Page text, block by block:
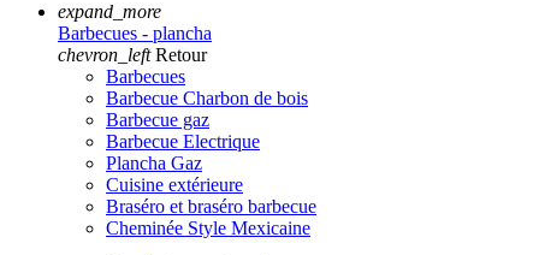
expand_more
Barbecues - plancha
chevron_left Retour
Barbecues
Barbecue Charbon de bois
Barbecue gaz
Barbecue Electrique
Plancha Gaz
Cuisine extérieure
Braséro et braséro barbecue
Cheminée Style Mexicaine